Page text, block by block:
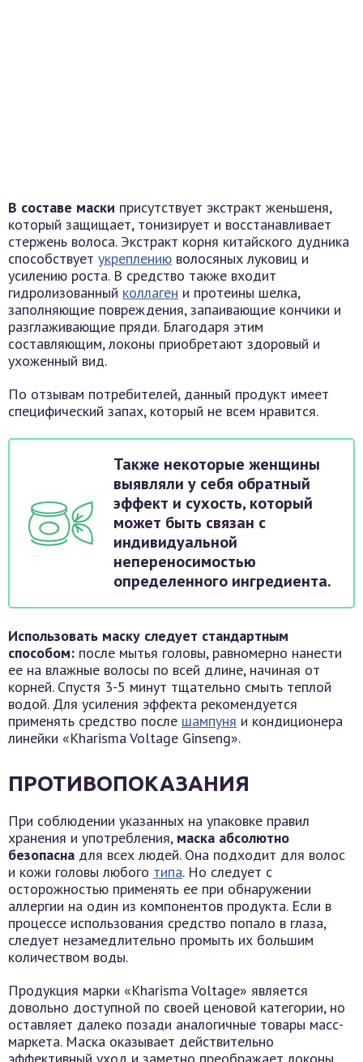
В составе маски присутствует экстракт женьшеня,
который защищает, тонизирует и восстанавливает
стержень волоса. Экстракт корня китайского дудника
способствует укреплению волосяных луковиц и
усилению роста. В средство также входит
гидролизованный коллаген и протеины шелка,
заполняющие повреждения, запаивающие кончики и
разглаживающие пряди. Благодаря этим
составляющим, локоны приобретают здоровый и
ухоженный вид.
По отзывам потребителей, данный продукт имеет
специфический запах, который не всем нравится.
Также некоторые женщины
выявляли у себя обратный
эффект и сухость, который
может быть связан с
индивидуальной
непереносимостью
определенного ингредиента.
Использовать маску следует стандартным
способом: после мытья головы, равномерно нанести
ее на влажные волосы по всей длине, начиная от
корней. Спустя 3-5 минут тщательно смыть теплой
водой. Для усиления эффекта рекомендуется
применять средство после шампуня и кондиционера
линейки «Kharisma Voltage Ginseng».
ПРОТИВОПОКАЗАНИЯ
При соблюдении указанных на упаковке правил
хранения и употребления, маска абсолютно
безопасна для всех людей. Она подходит для волос
и кожи головы любого типа. Но следует с
осторожностью применять ее при обнаружении
аллергии на один из компонентов продукта. Если в
процессе использования средство попало в глаза,
следует незамедлительно промыть их большим
количеством воды.
Продукция марки «Kharisma Voltage» является
довольно доступной по своей ценовой категории, но
оставляет далеко позади аналогичные товары масс-
маркета. Маска оказывает действительно
эффективный уход и заметно преображает локоны,